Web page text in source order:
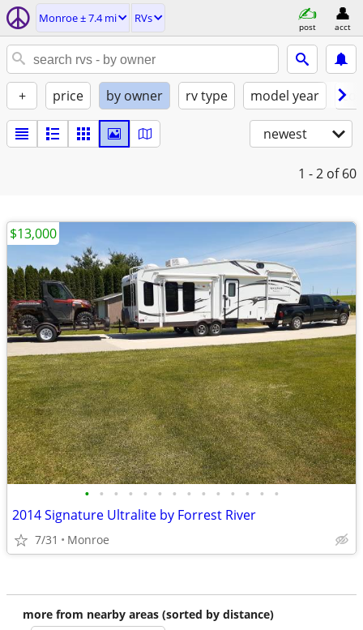
Monroe ± 7.4 mi RVs
post acct
+ price by owner rv type model year
newest
1 - 2 of 60
• • • • • • • • • • • • • •
2014 Signature Ultralite by Forrest River
7/31 Monroe
$13,000
more from nearby areas (sorted by distance)